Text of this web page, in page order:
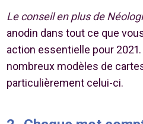
Le conseil en plus de
anodin dans tout ce que
action essentielle pour
nombreux modèles de
particulièrement celui-ci.